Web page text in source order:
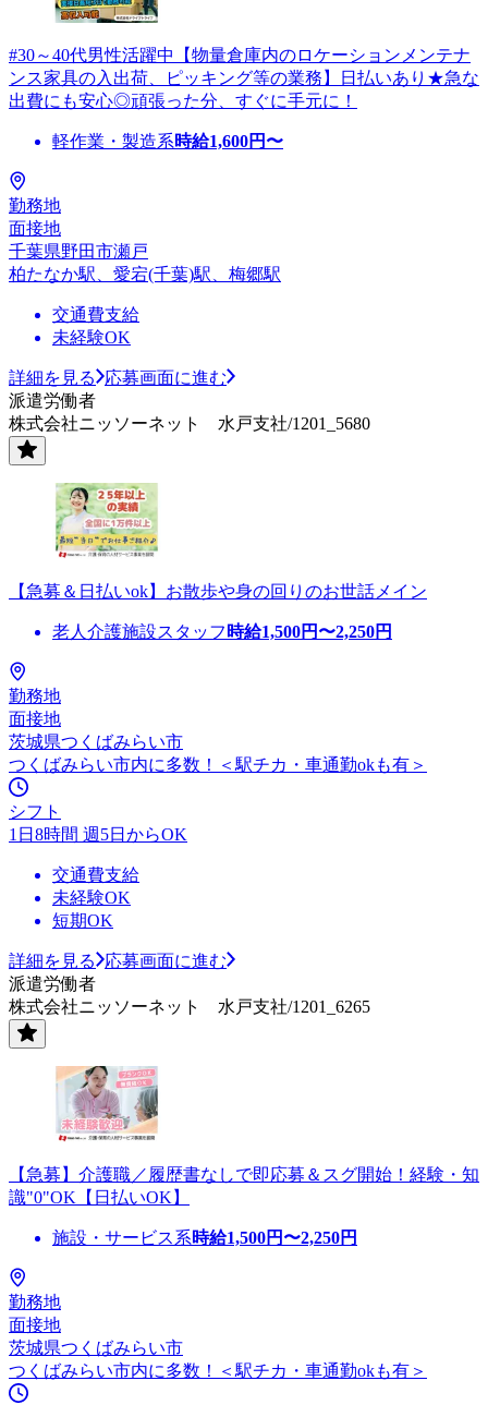
#30～40代男性活躍中【物量倉庫内のロケーションメンテナ
ンス家具の入出荷、ピッキング等の業務】日払いあり★急な
出費にも安心◎頑張った分、すぐに手元に！
軽作業・製造系時給1,600円〜
勤務地
面接地
千葉県野田市瀬戸
柏たなか駅、愛宕(千葉)駅、梅郷駅
交通費支給
未経験OK
詳細を見る
応募画面に進む
派遣労働者
株式会社ニッソーネット 水戸支社/1201_5680
【急募＆日払いok】お散歩や身の回りのお世話メイン
老人介護施設スタッフ 時給1,500円〜2,250円
勤務地
面接地
茨城県つくばみらい市
つくばみらい市内に多数！＜駅チカ・車通勤okも有＞
シフト
1日8時間 週5日からOK
交通費支給
未経験OK
短期OK
詳細を見る
応募画面に進む
派遣労働者
株式会社ニッソーネット 水戸支社/1201_6265
【急募】介護職／履歴書なしで即応募＆スグ開始！経験・知
識"0"OK【日払いOK】
施設・サービス系時給1,500円〜2,250円
勤務地
面接地
茨城県つくばみらい市
つくばみらい市内に多数！＜駅チカ・車通勤okも有＞